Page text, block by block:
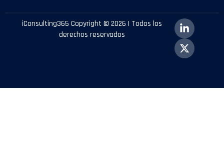
iConsulting365 Copyright © 2026 | Todos los
derechos reservados